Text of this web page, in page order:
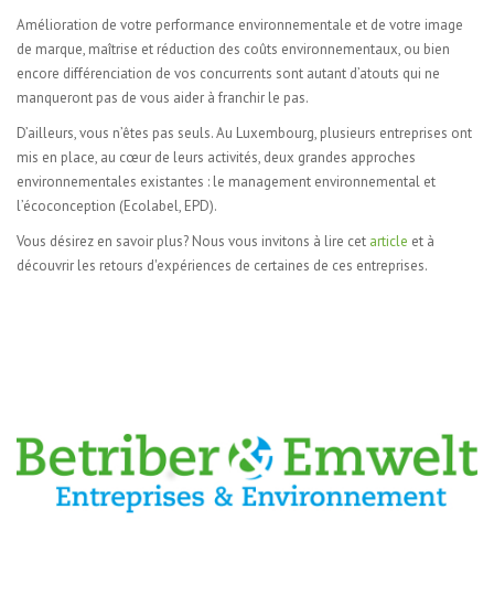
Amélioration de votre performance environnementale et de votre image
de marque, maîtrise et réduction des coûts environnementaux, ou bien
encore différenciation de vos concurrents sont autant d’atouts qui ne
manqueront pas de vous aider à franchir le pas.
D’ailleurs, vous n’êtes pas seuls. Au Luxembourg, plusieurs entreprises ont
mis en place, au cœur de leurs activités, deux grandes approches
environnementales existantes : le management environnemental et
l’écoconception (Ecolabel, EPD).
Vous désirez en savoir plus? Nous vous invitons à lire cet article et à
découvrir les retours d'expériences de certaines de ces entreprises.